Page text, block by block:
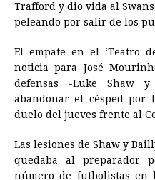
Trafford y dio vida al
peleando por salir de los
El empate en el ‘Teatro
noticia para José
defensas -Luke Shaw
abandonar el césped
duelo del jueves frente al
Las lesiones de Shaw y
quedaba al preparador
número de futbolistas en